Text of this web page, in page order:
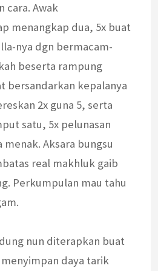
cara. Awak
menangkap dua, 5x buat
nya dgn bermacam-
beserta rampung
bersandarkan kepalanya
2x guna 5, serta
satu, 5x pelunasan
menak. Aksara bungsu
real makhluk gaib
Perkumpulan mau tahu
nun diterapkan buat
daya tarik